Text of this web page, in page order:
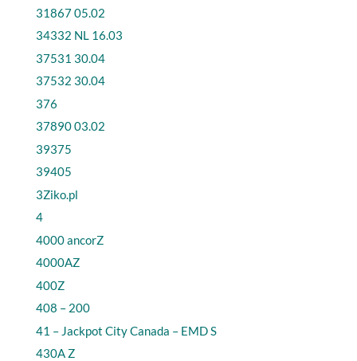
31867 05.02
34332 NL 16.03
37531 30.04
37532 30.04
376
37890 03.02
39375
39405
3Ziko.pl
4
4000 ancorZ
4000AZ
400Z
408 – 200
41 – Jackpot City Canada – EMD S
430A Z